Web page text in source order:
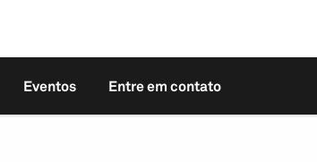
Eventos Entre em contato